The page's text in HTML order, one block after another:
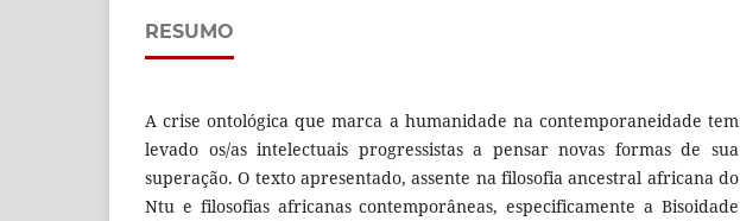
RESUMO
A crise ontológica que marca a humanidade na contemporaneidade tem
levado os/as intelectuais progressistas a pensar novas formas de sua
superação. O texto apresentado, assente na filosofia ancestral africana do
Ntu e filosofias africanas contemporâneas, especificamente a Bisoidade